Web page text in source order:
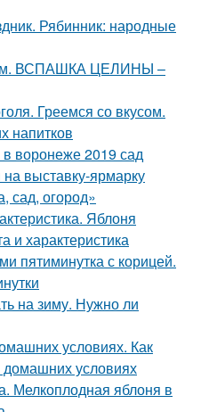
Рябинник: народные
ВСПАШКА ЦЕЛИНЫ –
Греемся со вкусом.
напитков
воронеже 2019 сад
выставку-ярмарку
сад, огород»
Яблоня
и характеристика
пятиминутка с корицей.
на зиму. Нужно ли
условиях. Как
домашних условиях
Мелкоплодная яблоня в